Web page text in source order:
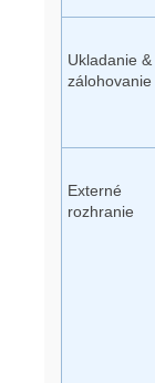
Ukladanie &
zálohovanie
Externé
rozhranie